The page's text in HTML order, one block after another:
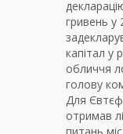
гривень у
капітал у
обличчя
голову
Для
отримав